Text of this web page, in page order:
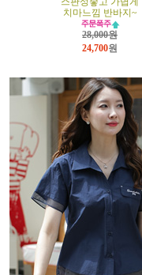
치마느낌 반바지~
28,000원
24,700원